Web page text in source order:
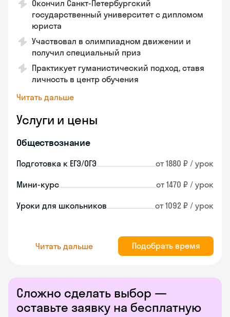
Окончил Санкт-Петербургский
государственный университет с дипломом
юриста
Участвовал в олимпиадном движении и
получил специальный приз
Практикует гуманистический подход, ставя
личность в центр обучения
Читать дальше
Услуги и цены
Обществознание
Подготовка к ЕГЭ/ОГЭ от 1880 ₽ / урок
Мини-курс от 1470 ₽ / урок
Уроки для школьников от 1092 ₽ / урок
Читать дальше Подобрать время
Сложно сделать выбор —
оставьте заявку на бесплатную